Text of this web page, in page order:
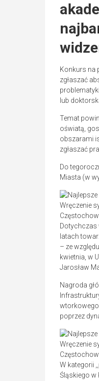
Konkurs na
zgłaszać
lub
Temat
oświatą,
obszarami
zgłaszać
Do
Miasta (w
Wręczenie
Dotychczas
latach
– ze
kwietnia, w
Jarosław
Nagroda
poprzez
Wręczenie
W kategorii
Śląskiego